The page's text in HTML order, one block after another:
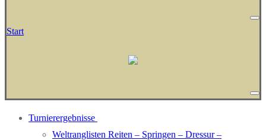
Start
Turnierergebnisse
Weltranglisten Reiten – Springen – Dressur –